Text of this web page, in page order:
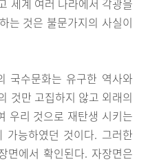
세계 여러 나라에서 각광을
는 것은 불문가지의 사실이
국수문화는 유구한 역사와
것만 고집하지 않고 외래의
우리 것으로 재탄생 시키는
가능하였던 것이다. 그러한
면에서 확인된다. 자장면은